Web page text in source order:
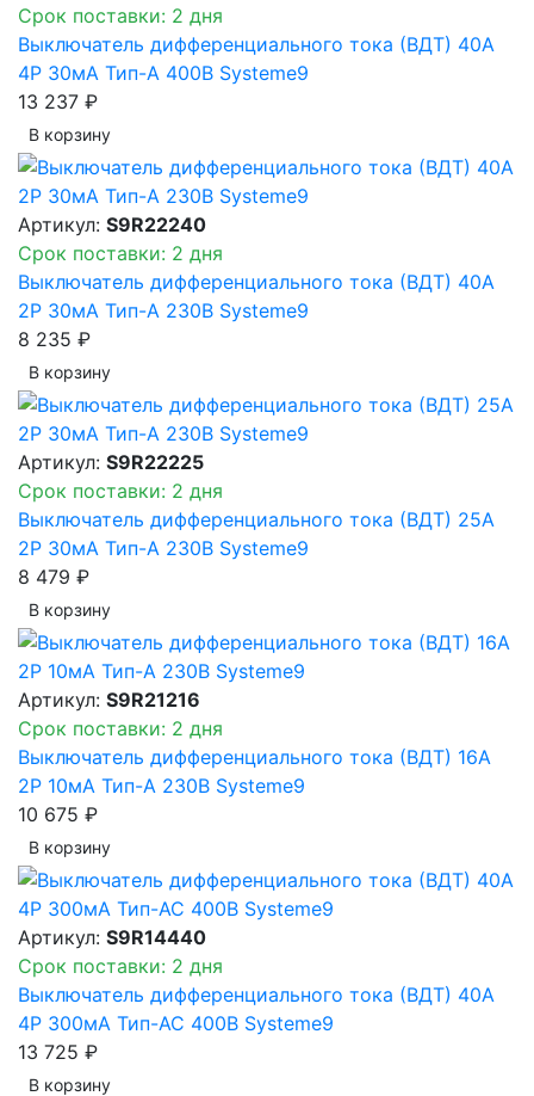
Срок поставки: 2 дня
Выключатель дифференциального тока (ВДТ) 40A
4P 30мА Тип-A 400В Systeme9
13 237 ₽
В корзинy
Артикул: S9R22240
Срок поставки: 2 дня
Выключатель дифференциального тока (ВДТ) 40A
2P 30мА Тип-A 230В Systeme9
8 235 ₽
В корзинy
Артикул: S9R22225
Срок поставки: 2 дня
Выключатель дифференциального тока (ВДТ) 25A
2P 30мА Тип-A 230В Systeme9
8 479 ₽
В корзинy
Артикул: S9R21216
Срок поставки: 2 дня
Выключатель дифференциального тока (ВДТ) 16A
2P 10мА Тип-A 230В Systeme9
10 675 ₽
В корзинy
Артикул: S9R14440
Срок поставки: 2 дня
Выключатель дифференциального тока (ВДТ) 40A
4P 300мА Тип-AC 400В Systeme9
13 725 ₽
В корзинy